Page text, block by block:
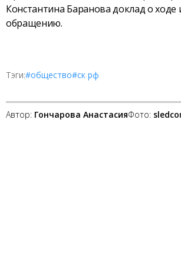
Константина Баранова доклад о
обращению.
Тэги:#общество#ск рф
Автор: Гончарова АнастасияФото: